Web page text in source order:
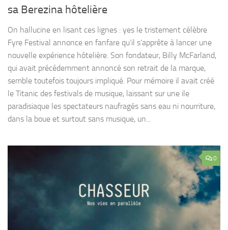
sa Berezina hôtelière
On hallucine en lisant ces lignes : yes le tristement célèbre
Fyre Festival annonce en fanfare qu’il s’apprête à lancer une
nouvelle expérience hôtelière. Son fondateur, Billy McFarland,
qui avait précédemment annoncé son retrait de la marque,
semble toutefois toujours impliqué. Pour mémoire il avait créé
le Titanic des festivals de musique, laissant sur une ile
paradisiaque les spectateurs naufragés sans eau ni nourriture,
dans la boue et surtout sans musique, un...
0